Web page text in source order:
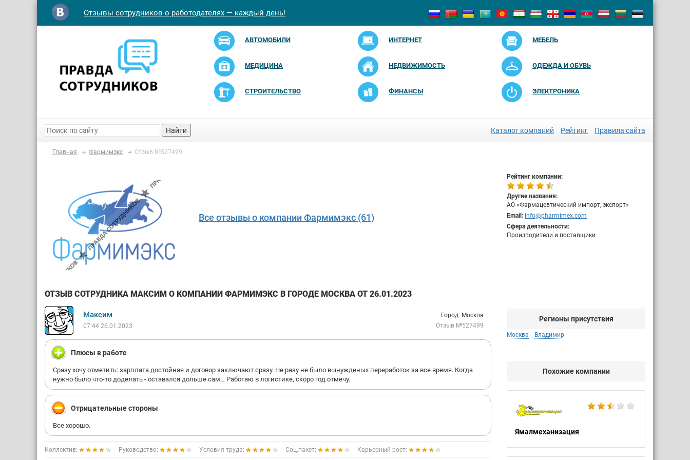
Отзывы сотрудников о работодателях — каждый день!
АВТОМОБИЛИ ИНТЕРНЕТ МЕБЕЛЬ
МЕДИЦИНА НЕДВИЖИМОСТЬ ОДЕЖДА И ОБУВЬ
СТРОИТЕЛЬСТВО ФИНАНСЫ ЭЛЕКТРОНИКА
Найти Каталог компаний Рейтинг Правила сайта
Главная Фармимэкс Отзыв №527499
Все отзывы о компании Фармимэкс (61)
Рейтинг компании:
Другие названия:
АО «Фармацевтический импорт, экспорт»
Email: info@pharmimex.com
Сфера деятельности:
Производители и поставщики
ОТЗЫВ СОТРУДНИКА МАКСИМ О КОМПАНИИ ФАРМИМЭКС В ГОРОДЕ МОСКВА ОТ 26.01.2023
Максим
07:44 26.01.2023
Город: Москва
Отзыв №527499
Плюсы в работе
Сразу хочу отметить: зарплата достойная и договор заключают сразу. Не разу не было вынужденых переработок за все время. Когда
нужно было что-то доделать - оставался дольше сам… Работаю в логистике, скоро год отмечу.
Отрицательные стороны
Все хорошо.
Коллектив: Руководство: Условия труда: Соц.пакет: Карьерный рост:
Регионы присутствия
Москва Владимир
Похожие компании
Ямалмеханизация